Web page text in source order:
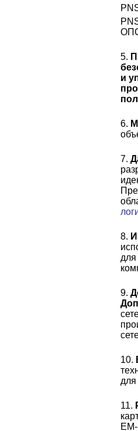
5.
и
6.
7.
8.
9.
10.
для
11.